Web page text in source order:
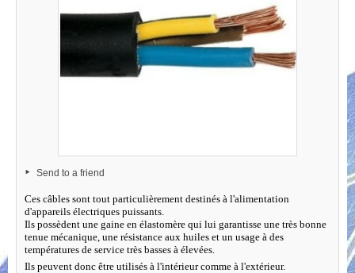
Send to a friend
Ces câbles sont tout particulièrement destinés à l'alimentation
d'appareils électriques puissants.
Ils possèdent une gaine en élastomère qui lui garantisse une très bonne
tenue mécanique, une résistance aux huiles et un usage à des
températures de service très basses à élevées.
Ils peuvent donc être utilisés à l'intérieur comme à l'extérieur.